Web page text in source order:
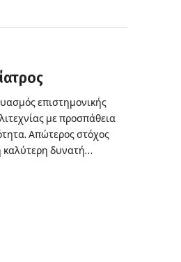
επιστημονικής
με προσπάθεια
Απώτερος στόχος
καλύτερη δυνατή…